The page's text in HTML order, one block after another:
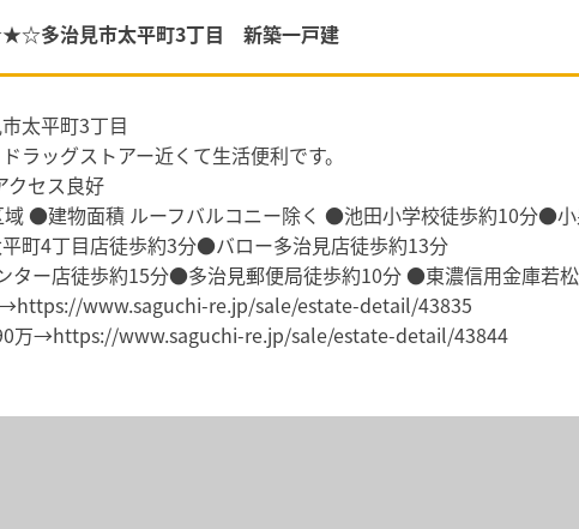
多治見市太平町3丁目 新築一戸建
太平町3丁目
ラッグストアー近くて生活便利です。
クセス良好
●建物面積 ルーフバルコニー除く ●池田小学校徒歩約10分●
町4丁目店徒歩約3分●バロー多治見店徒歩約13分
ター店徒歩約15分●多治見郵便局徒歩約10分 ●東濃信用金庫若
www.saguchi-re.jp/sale/estate-detail/43835
万→https://www.saguchi-re.jp/sale/estate-detail/43844